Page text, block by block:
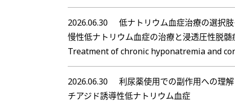
2026.06.30
低ナトリウム血症治療の選択
慢性低ナトリウム血症の治療と浸透圧性脱
Treatment of chronic hyponatremia and
2026.06.30
利尿薬使用での副作用への理解
チアジド誘導性低ナトリウム血症